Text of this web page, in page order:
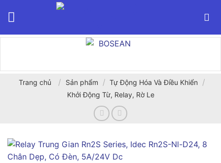
Trang chủ / Sản phẩm / Tự Động Hóa Và Điều Khiển /
Khởi Động Từ, Relay, Rờ Le